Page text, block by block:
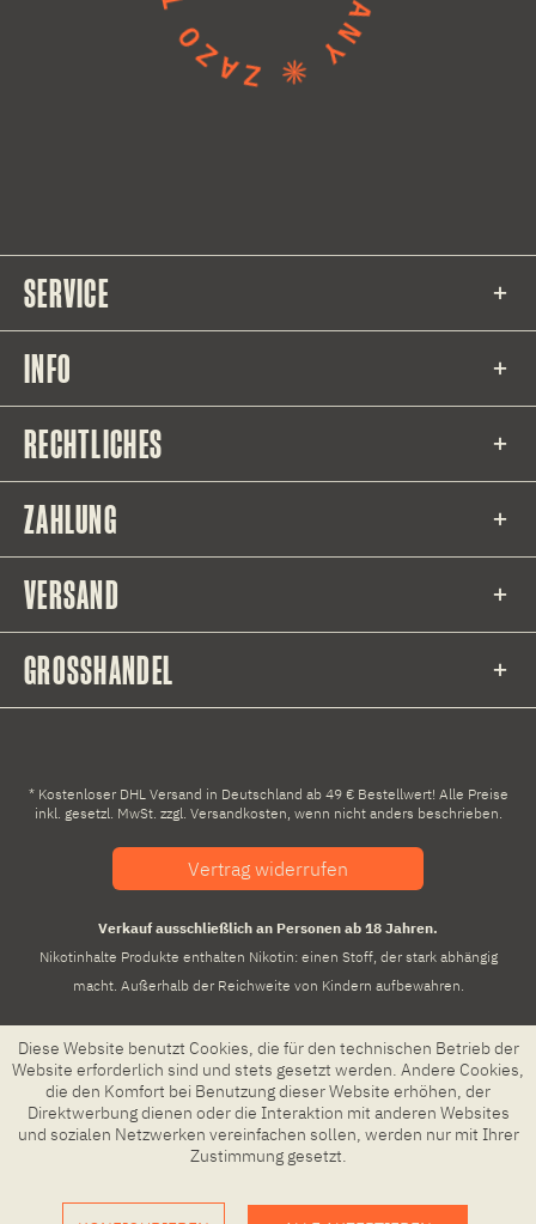
SERVICE
INFO
RECHTLICHES
ZAHLUNG
VERSAND
GROSSHANDEL
* Kostenloser DHL Versand in Deutschland ab 49 € Bestellwert! Alle Preise
inkl. gesetzl. MwSt. zzgl. Versandkosten, wenn nicht anders beschrieben.
Vertrag widerrufen
Verkauf ausschließlich an Personen ab 18 Jahren.
Nikotinhalte Produkte enthalten Nikotin: einen Stoff, der stark abhängig
macht. Außerhalb der Reichweite von Kindern aufbewahren.
Diese Website benutzt Cookies, die für den technischen Betrieb der
Website erforderlich sind und stets gesetzt werden. Andere Cookies,
die den Komfort bei Benutzung dieser Website erhöhen, der
Direktwerbung dienen oder die Interaktion mit anderen Websites
und sozialen Netzwerken vereinfachen sollen, werden nur mit Ihrer
Zustimmung gesetzt.